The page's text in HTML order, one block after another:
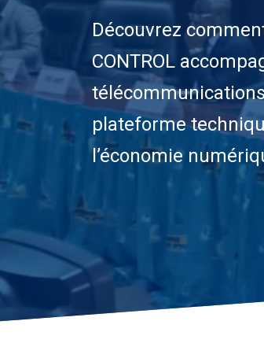
Découvrez
CONTROL
plateforme
l’économie